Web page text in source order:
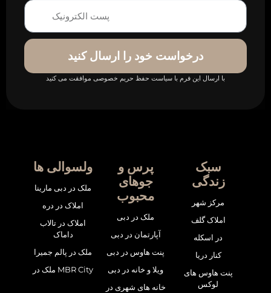
درخواست خود را ارسال کنید
با ارسال این فرم با سیاست حفظ حریم خصوصی موافقت می کنید
ولسوالی ها
ملک در دبی مارینا
املاک در دره
املاک در تالاب
داماک
ملک در پالم جمیرا
ملک در MBR City
پرس و
جوهای
محبوب
ملک در دبی
آپارتمان در دبی
پنت هاوس در دبی
ویلا و خانه در دبی
خانه های شهری در
سبک
زندگی
مرکز شهر
املاک گلف
در اسکله
کنار دریا
پنت هاوس های
لوکس